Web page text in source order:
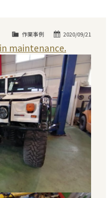
2020/09/21
作業事例
maintenance.